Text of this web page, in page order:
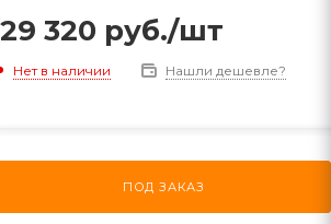
29 320 руб./шт
Нет в наличии Нашли дешевле?
ПОД ЗАКАЗ